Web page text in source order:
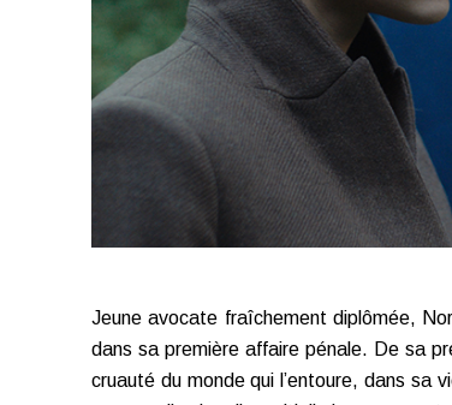
Jeune avocate fraîchement diplômée,
dans sa première affaire pénale. De sa
cruauté du monde qui l’entoure, dans sa